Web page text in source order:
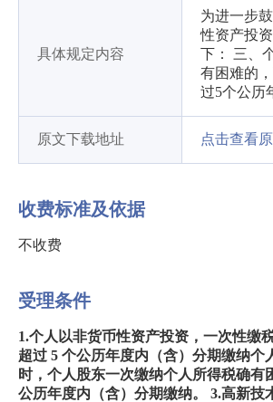
具体规定内容
为进一步
性资产投
下： 三、
有困难的
过5个公历
原文下载地址 点击查看
收费标准及依据
不收费
受理条件
1.个人以非货币性资产投资，一次性缴
超过 5 个公历年度内（含）分期缴纳
时，个人股东一次缴纳个人所得税确
公历年度内（含）分期缴纳。 3.高新